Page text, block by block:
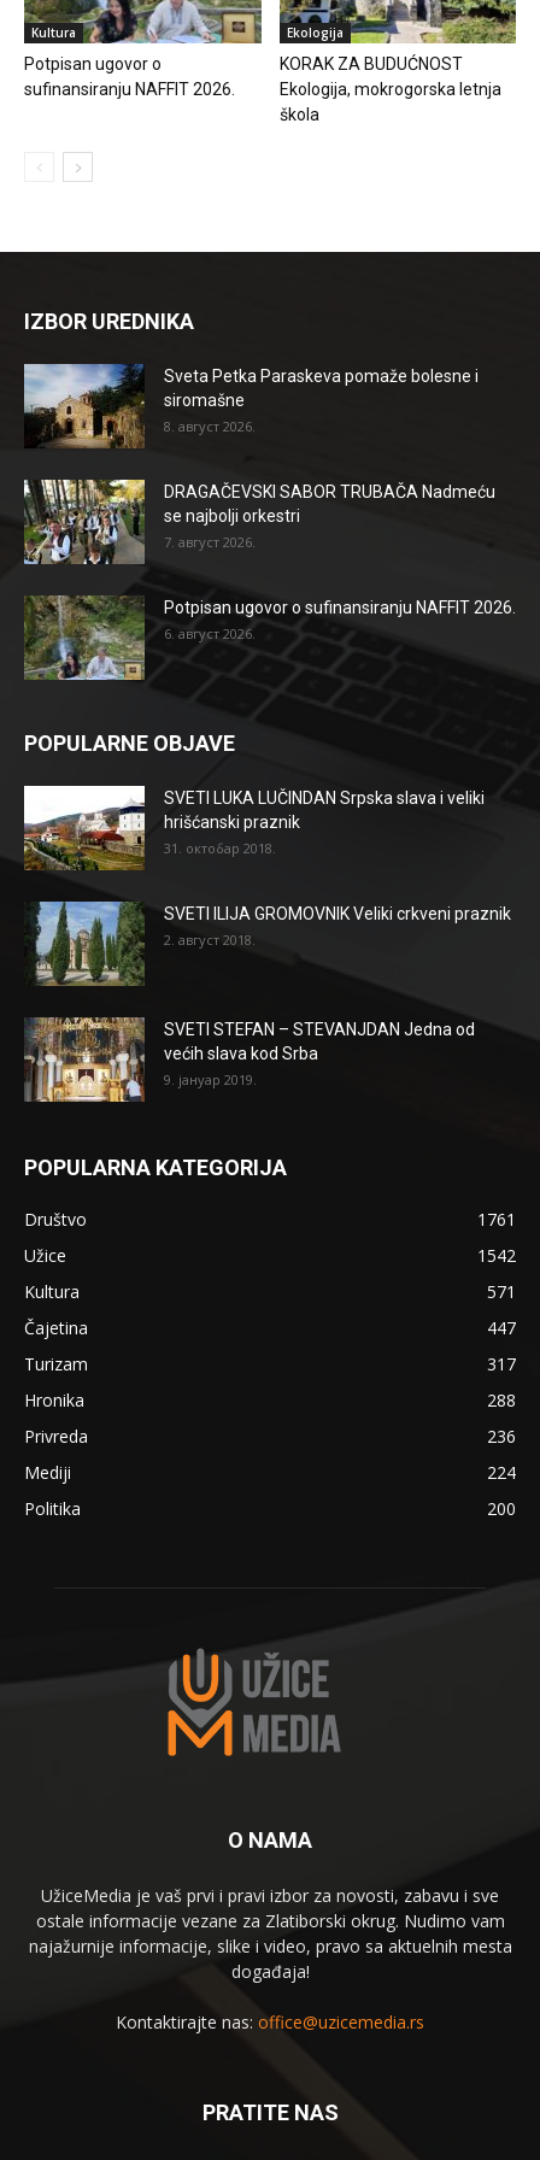
Kultura
Potpisan ugovor o
sufinansiranju NAFFIT 2026.
Ekologija
KORAK ZA BUDUĆNOST
Ekologija, mokrogorska letnja
škola
IZBOR UREDNIKA
Sveta Petka Paraskeva pomaže bolesne i
siromašne
8. август 2026.
DRAGAČEVSKI SABOR TRUBAČA Nadmeću
se najbolji orkestri
7. август 2026.
Potpisan ugovor o sufinansiranju NAFFIT 2026.
6. август 2026.
POPULARNE OBJAVE
SVETI LUKA LUČINDAN Srpska slava i veliki
hrišćanski praznik
31. октобар 2018.
SVETI ILIJA GROMOVNIK Veliki crkveni praznik
2. август 2018.
SVETI STEFAN – STEVANJDAN Jedna od
većih slava kod Srba
9. јануар 2019.
POPULARNA KATEGORIJA
Društvo
1761
Užice
1542
Kultura
571
Čajetina
447
Turizam
317
Hronika
288
Privreda
236
Mediji
224
Politika
200
O NAMA
UžiceMedia je vaš prvi i pravi izbor za novosti, zabavu i sve
ostale informacije vezane za Zlatiborski okrug. Nudimo vam
najažurnije informacije, slike i video, pravo sa aktuelnih mesta
događaja!
Kontaktirajte nas: office@uzicemedia.rs
PRATITE NAS